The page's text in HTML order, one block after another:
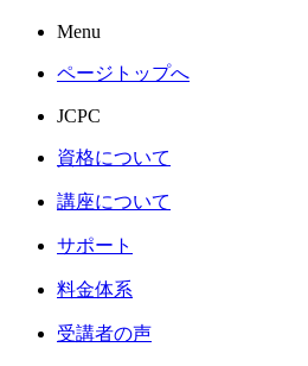
Menu
ページトップへ
JCPC
資格について
講座について
サポート
料金体系
受講者の声